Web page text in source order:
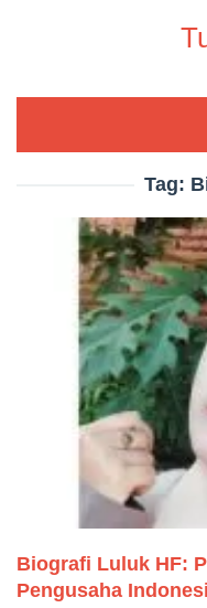
Tag:
Biografi Luluk HF:
Pengusaha